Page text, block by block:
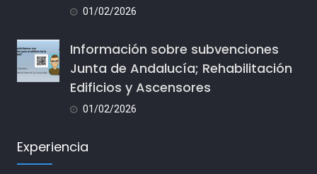
01/02/2026
Información sobre subvenciones
Junta de Andalucía; Rehabilitación
Edificios y Ascensores
01/02/2026
Experiencia